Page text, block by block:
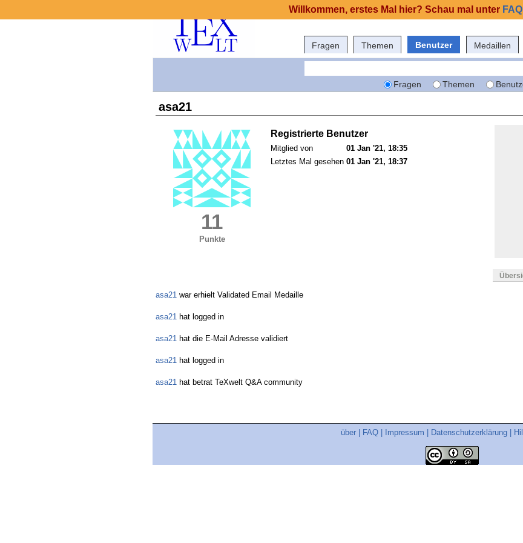
Fragen Themen Benutzer Medaillen
Fragen Themen
asa21
11
Punkte
Registrierte Benutzer
Mitglied von
01 Jan '21, 18:35
Letztes Mal gesehen 01 Jan '21, 18:37
asa21 war erhielt Validated Email Medaille
asa21 hat logged in
asa21 hat die E-Mail Adresse validiert
asa21 hat logged in
asa21 hat betrat TeXwelt Q&A community
über FAQ Impressum Datenschutzerklärung
Willkommen, erstes Mal hier? Schau mal unter FAQ